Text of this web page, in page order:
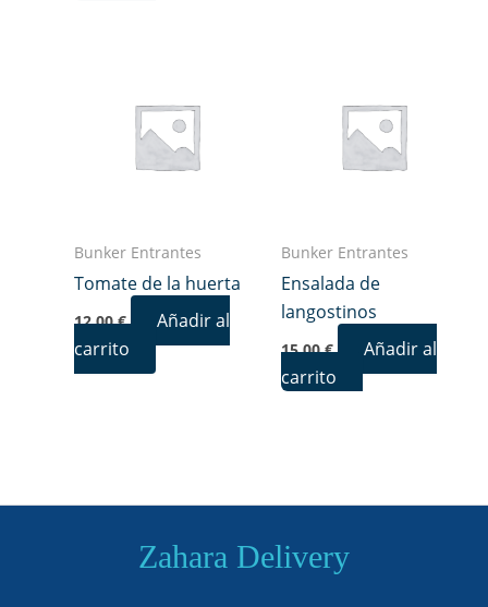
Bunker Entrantes
Tomate de la huerta
12,00€
Añadir al
carrito
Bunker Entrantes
Ensalada de
langostinos
15,00€
Añadir al
carrito
Zahara Delivery